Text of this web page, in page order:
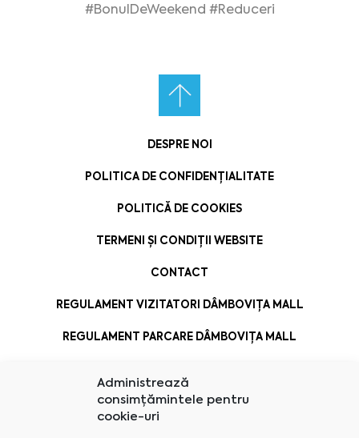
Administrează
consimțămintele pentru
cookie-uri
#BonulDeWeekend #Reduceri
DESPRE NOI
POLITICA DE CONFIDENȚIALITATE
POLITICĂ DE COOKIES
TERMENI ȘI CONDIȚII WEBSITE
CONTACT
REGULAMENT VIZITATORI DÂMBOVIȚA MALL
REGULAMENT PARCARE DÂMBOVIȚA MALL